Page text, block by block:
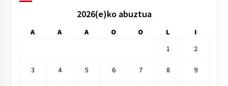
2026(e)ko abuztua
A A A O O L
I
1
2
3 4 5 6 7 8 9